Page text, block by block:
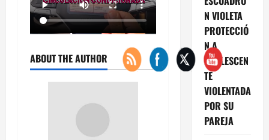
ABOUT THE AUTHOR
N VIOLETA
PROTECCIÓ
N A
ADOLESCEN
TE
VIOLENTADA
POR SU
PAREJA